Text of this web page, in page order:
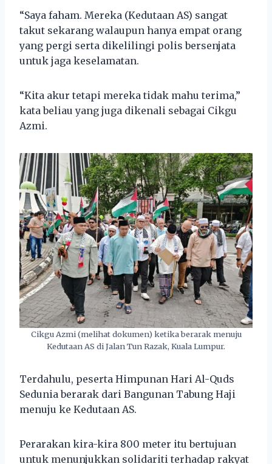
“Saya faham. Mereka (Kedutaan AS) sangat
takut sekarang walaupun hanya empat orang
yang pergi serta dikelilingi polis bersenjata
untuk jaga keselamatan.
“Kita akur tetapi mereka tidak mahu terima,”
kata beliau yang juga dikenali sebagai Cikgu
Azmi.
Cikgu Azmi (melihat dokumen) ketika berarak menuju
Kedutaan AS di Jalan Tun Razak, Kuala Lumpur.
Terdahulu, peserta Himpunan Hari Al-Quds
Sedunia berarak dari Bangunan Tabung Haji
menuju ke Kedutaan AS.
Perarakan kira-kira 800 meter itu bertujuan
untuk menunjukkan solidariti terhadap rakyat